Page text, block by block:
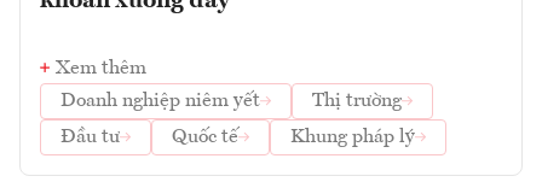
Xem thêm
Doanh nghiệp niêm yết
Thị trường
Đầu tư
Quốc tế Khung pháp lý